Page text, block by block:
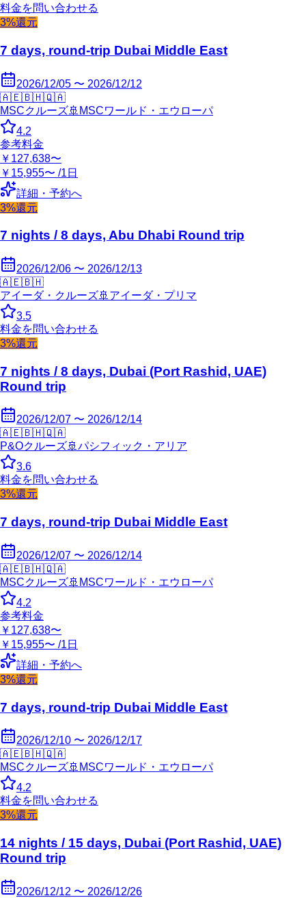
料金を問い合わせる
3%還元
7 days, round-trip Dubai Middle East
2026/12/05 〜 2026/12/12
🇦🇪🇧🇭🇶🇦
MSCクルーズ🚢 MSCワールド・エウローパ
4.2
参考料金
￥127,638〜
￥15,955〜 /1日
詳細・予約へ
3%還元
7 nights / 8 days, Abu Dhabi Round trip
2026/12/06 〜 2026/12/13
🇦🇪🇧🇭
アイーダ・クルーズ🚢 アイーダ・プリマ
3.5
料金を問い合わせる
3%還元
7 nights / 8 days, Dubai (Port Rashid, UAE)
Round trip
2026/12/07 〜 2026/12/14
🇦🇪🇧🇭🇶🇦
P&Oクルーズ🚢パシフィック・アリア
3.6
料金を問い合わせる
3%還元
7 days, round-trip Dubai Middle East
2026/12/07 〜 2026/12/14
🇦🇪🇧🇭🇶🇦
MSCクルーズ🚢 MSCワールド・エウローパ
4.2
参考料金
￥127,638〜
￥15,955〜 /1日
詳細・予約へ
3%還元
7 days, round-trip Dubai Middle East
2026/12/10 〜 2026/12/17
🇦🇪🇧🇭🇶🇦
MSCクルーズ🚢 MSCワールド・エウローパ
4.2
料金を問い合わせる
3%還元
14 nights / 15 days, Dubai (Port Rashid, UAE)
Round trip
2026/12/12 〜 2026/12/26